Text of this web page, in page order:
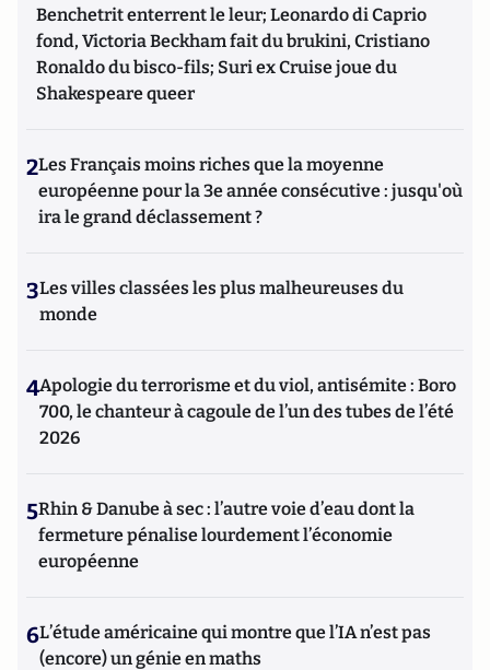
Benchetrit enterrent le leur; Leonardo di Caprio
fond, Victoria Beckham fait du brukini, Cristiano
Ronaldo du bisco-fils; Suri ex Cruise joue du
Shakespeare queer
2Les Français moins riches que la moyenne
européenne pour la 3e année consécutive : jusqu'où
ira le grand déclassement ?
3Les villes classées les plus malheureuses du
monde
4Apologie du terrorisme et du viol, antisémite : Boro
700, le chanteur à cagoule de l’un des tubes de l’été
2026
5Rhin & Danube à sec : l’autre voie d’eau dont la
fermeture pénalise lourdement l’économie
européenne
6L’étude américaine qui montre que l’IA n’est pas
(encore) un génie en maths